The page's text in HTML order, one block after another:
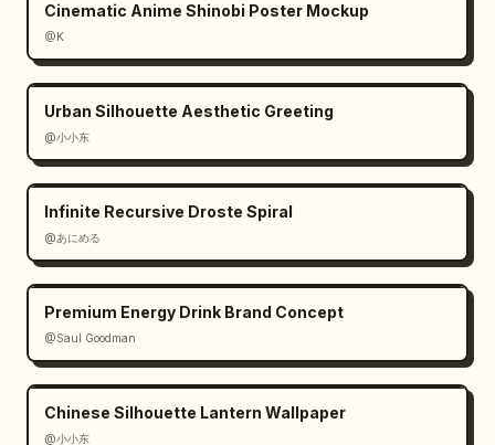
Cinematic Anime Shinobi Poster Mockup
@K
Urban Silhouette Aesthetic Greeting
@小小东
Infinite Recursive Droste Spiral
@あにめる
Premium Energy Drink Brand Concept
@Saul Goodman
Chinese Silhouette Lantern Wallpaper
@小小东